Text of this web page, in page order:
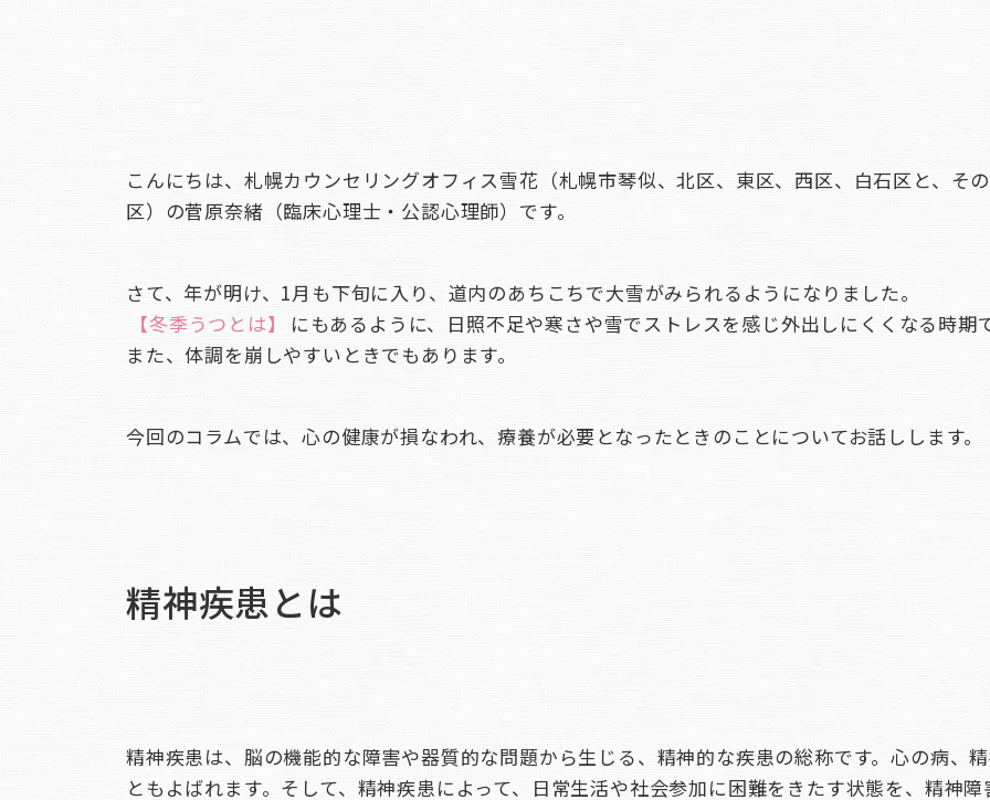
こんにちは、札幌カウンセリングオフィス雪花（札幌市琴似、北区、東区、西区、白石区と、そ
区）の菅原奈緒（臨床心理士・公認心理師）です。
さて、年が明け、1月も下旬に入り、道内のあちこちで大雪がみられるようになりました。
【冬季うつとは】
にもあるように、日照不足や寒さや雪でストレスを感じ外出しにくくなる時期
また、体調を崩しやすいときでもあります。
今回のコラムでは、心の健康が損なわれ、療養が必要となったときのことについてお話しします。
精神疾患とは
精神疾患は、脳の機能的な障害や器質的な問題から生じる、精神的な疾患の総称です。心の病、
ともよばれます。そして、精神疾患によって、日常生活や社会参加に困難をきたす状態を、精神